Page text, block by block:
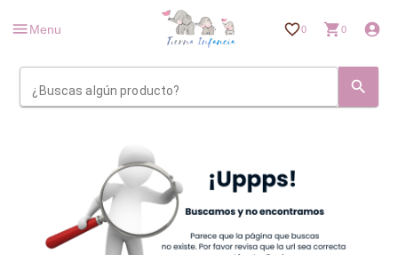
Menu 0 0
¿Buscas algún producto?